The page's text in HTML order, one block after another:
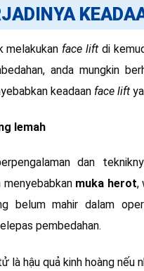
melakukan face lift di
anda mungkin
keadaan face lift
lemah
dan
muka herot,
belum mahir dalam
pembedahan.